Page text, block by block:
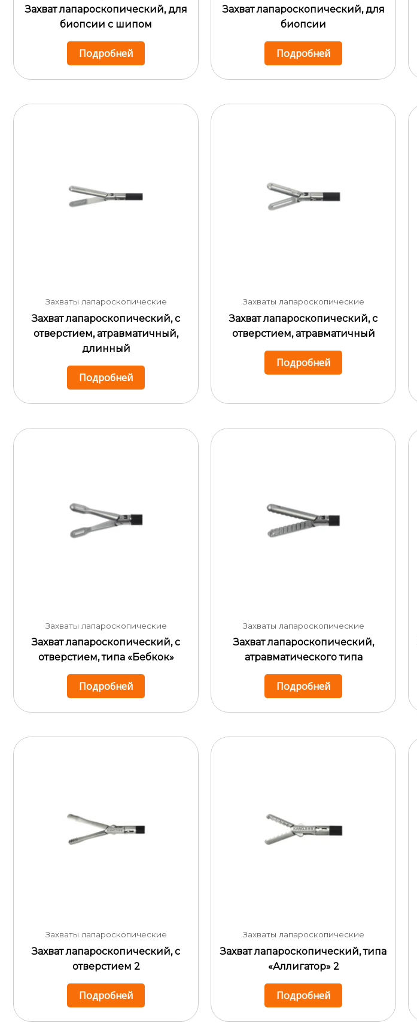
Захват лапароскопический, для
биопсии с шипом
Подробней
Захват лапароскопический, для
биопсии
Подробней
Захваты лапароскопические
Захват лапароскопический, с
отверстием, атравматичный,
длинный
Подробней
Захваты лапароскопические
Захват лапароскопический, с
отверстием, атравматичный
Подробней
Захваты лапароскопические
Захват лапароскопический, с
отверстием, типа «Бебкок»
Подробней
Захваты лапароскопические
Захват лапароскопический,
атравматического типа
Подробней
Захваты лапароскопические
Захват лапароскопический, с
отверстием 2
Подробней
Захваты лапароскопические
Захват лапароскопический, типа
«Аллигатор» 2
Подробней